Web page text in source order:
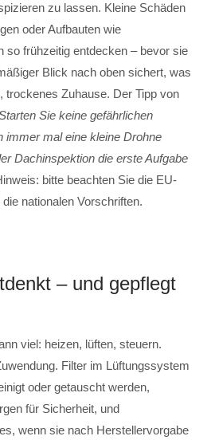
zu lassen. Kleine Schäden
oder Aufbauten wie
so frühzeitig entdecken – bevor sie
Blick nach oben sichert, was
trockenes Zuhause. Der Tipp von
Sie keine gefährlichen
immer mal eine kleine Drohne
Dachinspektion die erste Aufgabe
bitte beachten Sie die EU-
nationalen Vorschriften.
– und gepflegt
viel: heizen, lüften, steuern.
Filter im Lüftungssystem
oder getauscht werden,
für Sicherheit, und
wenn sie nach Herstellervorgabe